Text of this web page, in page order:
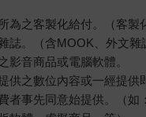
為之客製化給付。（客製
誌。（含MOOK、外文雜
影音商品或電腦軟體。
供之數位內容或一經提供
者事先同意始提供。（如